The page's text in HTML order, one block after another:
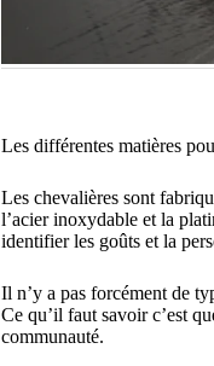
Les différentes matières
Les chevalières sont
l’acier inoxydable et la
identifier les goûts et la
Il n’y a pas forcément de
Ce qu’il faut savoir c’est
communauté.